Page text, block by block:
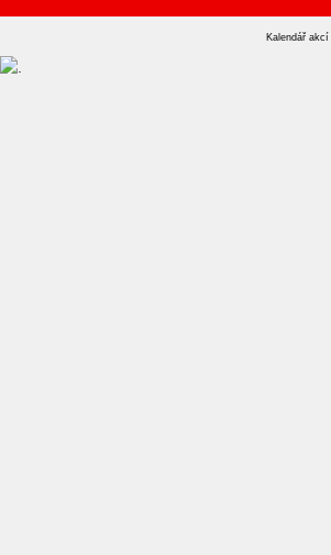
Kalendář akcí